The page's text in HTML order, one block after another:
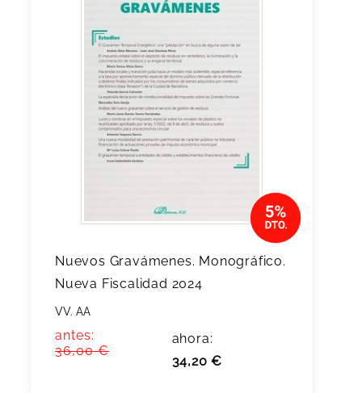
Nuevos Gravámenes. Monográfico.
Nueva Fiscalidad 2024
VV. AA
antes:
36,00 €
ahora:
34,20 €